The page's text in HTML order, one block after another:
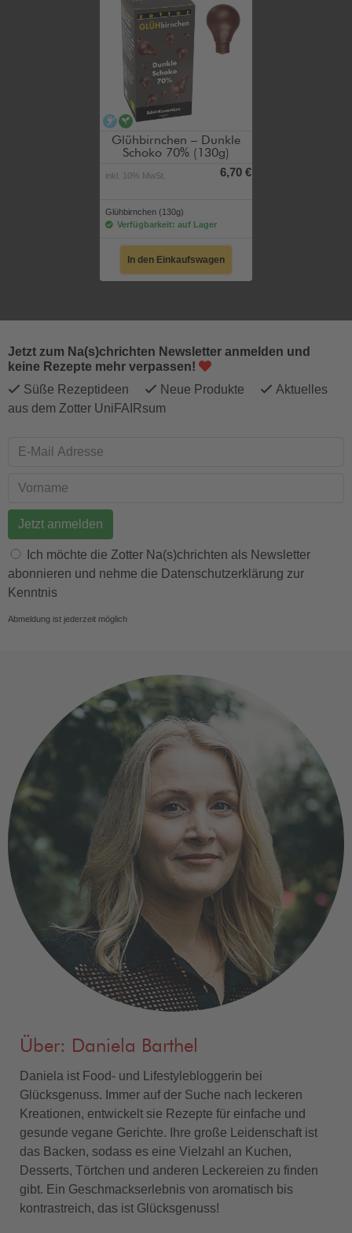
alkoholfrei
vegan
Glühbirnchen – Dunkle
Schoko 70% (130g)
inkl. 10% MwSt. 6,70 €
Glühbirnchen (130g)
Verfügbarkeit: auf Lager
In den Einkaufswagen
Jetzt zum Na(s)chrichten Newsletter anmelden und
keine Rezepte mehr verpassen!
Süße Rezeptideen
Neue Produkte
Aktuelles
aus dem Zotter UniFAIRsum
E-Mail Adresse
Vorname
Ich möchte die Zotter Na(s)chrichten als Newsletter
abonnieren und nehme die Datenschutzerklärung zur
Kenntnis
Abmeldung ist jederzeit möglich
Über: Daniela Barthel
Daniela ist Food- und Lifestylebloggerin bei
Glücksgenuss. Immer auf der Suche nach leckeren
Kreationen, entwickelt sie Rezepte für einfache und
gesunde vegane Gerichte. Ihre große Leidenschaft ist
das Backen, sodass es eine Vielzahl an Kuchen,
Desserts, Törtchen und anderen Leckereien zu finden
gibt. Ein Geschmackserlebnis von aromatisch bis
kontrastreich, das ist Glücksgenuss!